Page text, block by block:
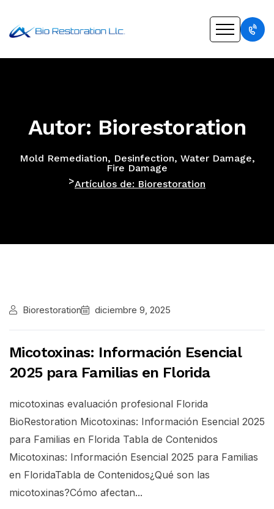
Autor: Biorestoration
Mold Remediation, Desinfection, Water Damage,
Fire Damage
>Artículos de: Biorestoration
Biorestoration diciembre 9, 2025
Micotoxinas: Información Esencial
2025 para Familias en Florida
micotoxinas evaluación profesional Florida
BioRestoration Micotoxinas: Información Esencial 2025
para Familias en Florida Tabla de Contenidos
Micotoxinas: Información Esencial 2025 para Familias
en FloridaTabla de Contenidos¿Qué son las
micotoxinas?Cómo afectan...